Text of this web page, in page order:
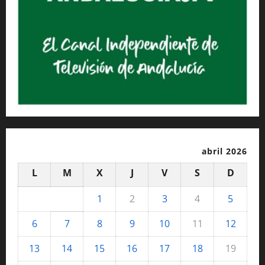
abril 2026
L M X J V S
D
1
2 3 4
5
6
7 8 9 10 11
12
13
14 15 16 17 18 19